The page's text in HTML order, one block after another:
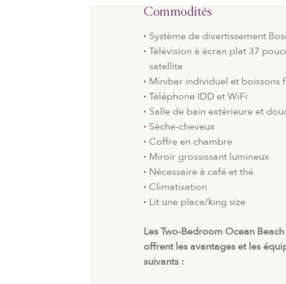
Commodités
Système de divertissement
Télévision à écran plat 37
satellite
Minibar individuel et boissons
Téléphone IDD et WiFi
Salle de bain extérieure et
Sèche-cheveux
Coffre en chambre
Miroir grossissant lumineux
Nécessaire à café et thé
Climatisation
Lit une place/king size
Les Two-Bedroom Ocean
offrent les avantages et les
suivants :